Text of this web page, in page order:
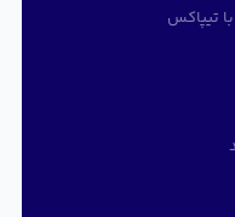
تیپاکس